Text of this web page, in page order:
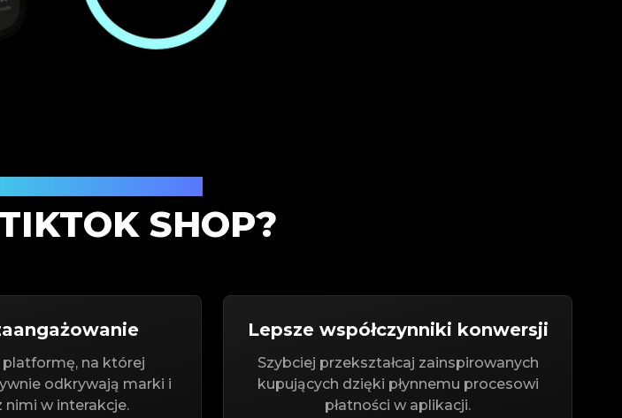
SHOP?
na której
odkrywają marki i
nimi w interakcje.
Lepsze współczynniki konwersji
Szybciej przekształcaj zainspirowanych
kupujących dzięki płynnemu procesowi
płatności w aplikacji.